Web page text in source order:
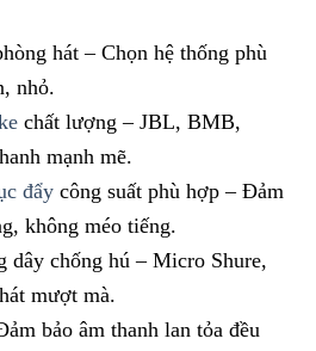
hát – Chọn hệ thống phù
nhỏ.
chất lượng – JBL, BMB,
mạnh mẽ.
đẩy công suất phù hợp – Đảm
không méo tiếng.
dây chống hú – Micro Shure,
mượt mà.
bảo âm thanh lan tỏa đều